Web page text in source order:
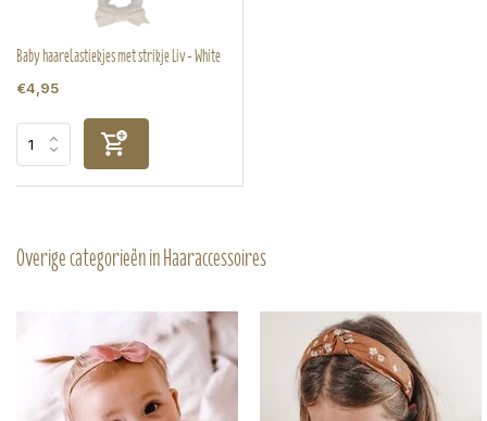
Baby haarelastiekjes met strikje Liv - White
€4,95
Overige categorieën in Haaraccessoires